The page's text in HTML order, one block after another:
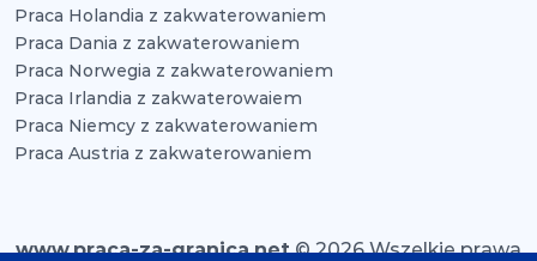
Praca Holandia z zakwaterowaniem
Praca Dania z zakwaterowaniem
Praca Norwegia z zakwaterowaniem
Praca Irlandia z zakwaterowaiem
Praca Niemcy z zakwaterowaniem
Praca Austria z zakwaterowaniem
www.praca-za-granica.net© 2026 Wszelkie prawa